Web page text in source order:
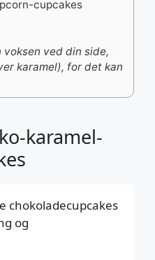
karamel-
chokoladecupcakes
og
voksen ved din side,
karamel), for det kan